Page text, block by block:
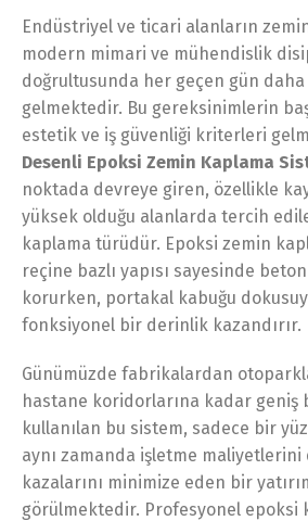
Endüstriyel ve ticari alanların
modern mimari ve mühendislik
doğrultusunda her geçen gün daha
gelmektedir. Bu gereksinimlerin
estetik ve iş güvenliği kriterleri
Desenli Epoksi Zemin Kaplama
noktada devreye giren, özellikle
yüksek olduğu alanlarda tercih
kaplama türüdür. Epoksi zemin
reçine bazlı yapısı sayesinde
korurken, portakal kabuğu
fonksiyonel bir derinlik kazandırır.
Günümüzde fabrikalardan
hastane koridorlarına kadar geniş
kullanılan bu sistem, sadece bir
aynı zamanda işletme maliyetlerini
kazalarını minimize eden bir
görülmektedir. Profesyonel epoksi